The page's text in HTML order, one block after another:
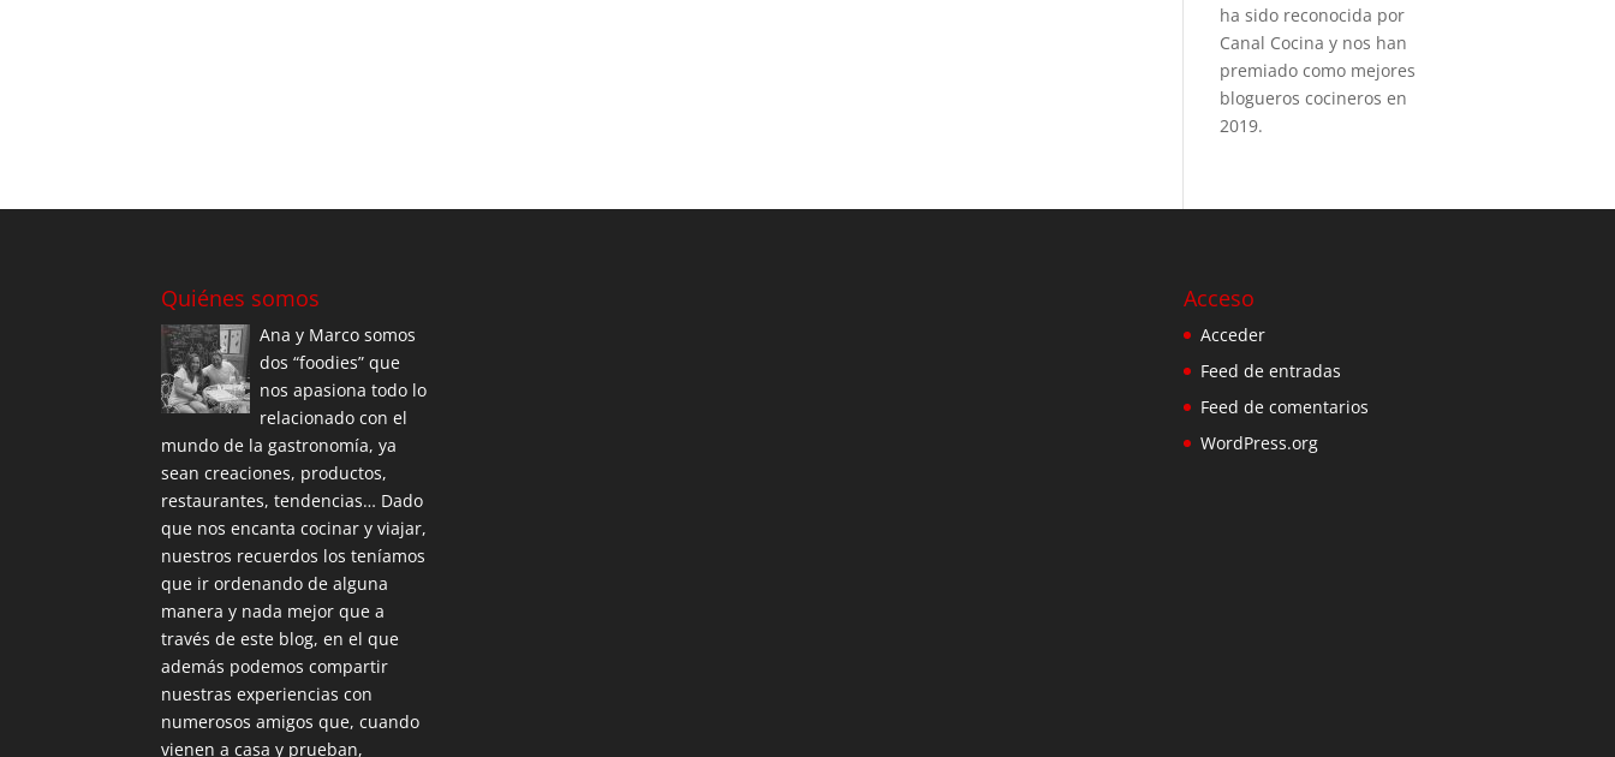
ha sido reconocida por
Canal Cocina y nos han
premiado como mejores
blogueros cocineros en
2019.
Quiénes somos
Ana y Marco somos
dos “foodies” que
nos apasiona todo lo
relacionado con el
mundo de la gastronomía, ya
sean creaciones, productos,
restaurantes, tendencias… Dado
que nos encanta cocinar y viajar,
nuestros recuerdos los teníamos
que ir ordenando de alguna
manera y nada mejor que a
través de este blog, en el que
además podemos compartir
nuestras experiencias con
numerosos amigos que, cuando
vienen a casa y prueban,
Acceso
Acceder
Feed de entradas
Feed de comentarios
WordPress.org